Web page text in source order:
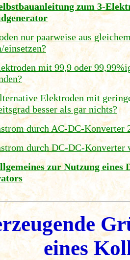
zum 3-
nur paarweise aus
einsetzen?
mit 99,9 oder
Elektroden mit
besser als gar nichts?
durch AC-DC-Konverter
durch DC-DC-Konverter
zur Nutzung eines
eines